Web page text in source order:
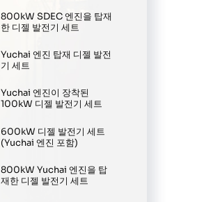
800kW SDEC 엔진을 탑재
한 디젤 발전기 세트
Yuchai 엔진 탑재 디젤 발전
기 세트
Yuchai 엔진이 장착된
100kW 디젤 발전기 세트
600kW 디젤 발전기 세트
(Yuchai 엔진 포함)
800kW Yuchai 엔진을 탑
재한 디젤 발전기 세트